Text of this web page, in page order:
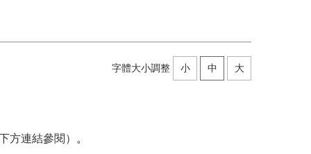
字體大小調整 小 中 大
方連結參閱） 。